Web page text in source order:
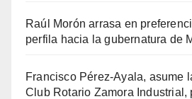
Raúl Morón arrasa en
perfila hacia la gubernatura de
Francisco Pérez-Ayala, asume
Club Rotario Zamora Industrial,